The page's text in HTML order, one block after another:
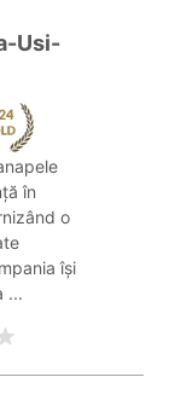
Usi-
în
o
își
...